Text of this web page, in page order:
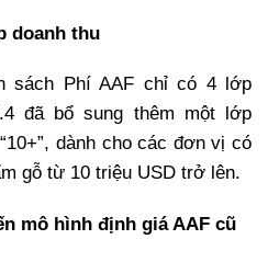
doanh thu
sách Phí AAF chỉ có 4 lớp
đã bổ sung thêm một lớp
dành cho các đơn vị có
gỗ từ 10 triệu USD trở lên.
mô hình định giá AAF cũ